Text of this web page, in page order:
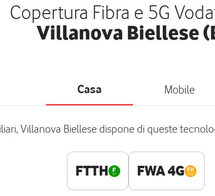
Copertura Fibra e 5G
Villanova Biellese
Casa Mobile
Villanova Biellese dispone di queste
FTTH FWA 4G